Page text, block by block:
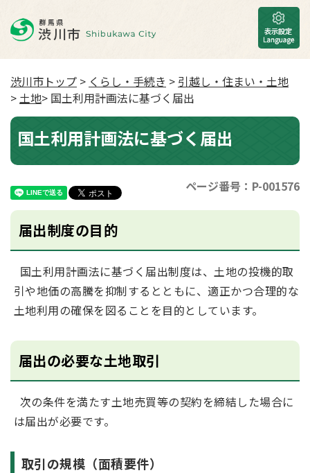
渋川市トップ > くらし・手続き > 引越し・住まい・土地
>土地> 国土利用計画法に基づく届出
国土利用計画法に基づく届出
ページ番号：P-001576
届出制度の目的
国土利用計画法に基づく届出制度は、土地の投機的取
引や地価の高騰を抑制するとともに、適正かつ合理的な
土地利用の確保を図ることを目的としています。
届出の必要な土地取引
次の条件を満たす土地売買等の契約を締結した場合に
は届出が必要です。
取引の規模（面積要件）